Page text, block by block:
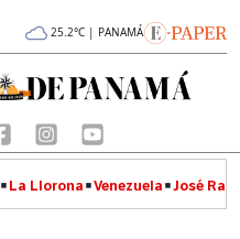
25.2°C | PANAMÁ
La Llorona Venezuela José